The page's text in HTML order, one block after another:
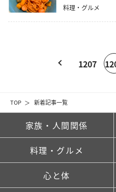
TOP 新着記事一覧
料理・グルメ
1207
家族・人間関係
料理・グルメ
心と体